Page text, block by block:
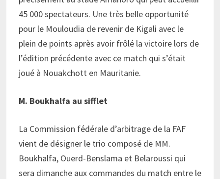
45 000 spectateurs. Une très belle opportunité
pour le Mouloudia de revenir de Kigali avec le
plein de points après avoir frôlé la victoire lors de
l’édition précédente avec ce match qui s’était
joué à Nouakchott en Mauritanie.
M. Boukhalfa au sifflet
La Commission fédérale d’arbitrage de la FAF
vient de désigner le trio composé de MM.
Boukhalfa, Ouerd-Benslama et Belaroussi qui
sera dimanche aux commandes du match entre le